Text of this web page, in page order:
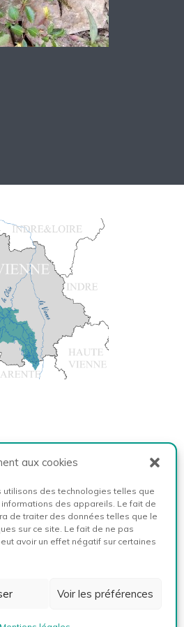
aux cookies
utilisons des technologies telles que
des appareils. Le fait de
de traiter des données telles que le
sur ce site. Le fait de ne pas
avoir un effet négatif sur certaines
Voir les préférences